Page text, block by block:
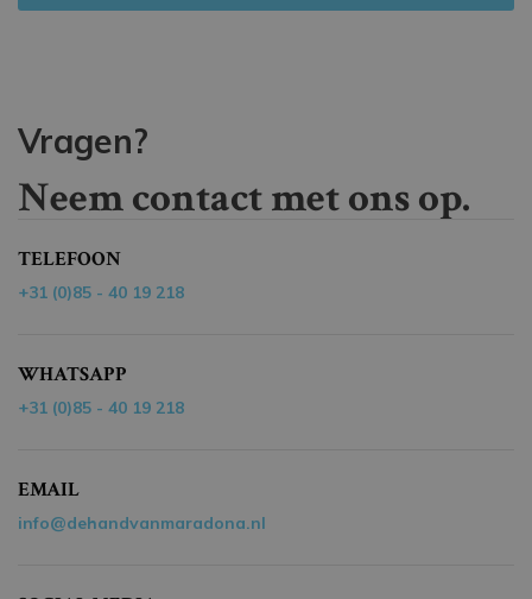
Vragen?
Neem contact met ons op.
TELEFOON
+31 (0)85 - 40 19 218
WHATSAPP
+31 (0)85 - 40 19 218
EMAIL
info@dehandvanmaradona.nl